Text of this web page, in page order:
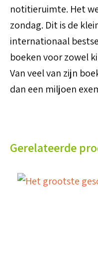
notitieruimte. Het
zondag. Dit is de
internationaal
boeken voor zowel
Van veel van zijn
dan een miljoen
Gerelateerde